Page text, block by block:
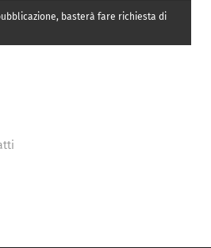
basterà fare richiesta di